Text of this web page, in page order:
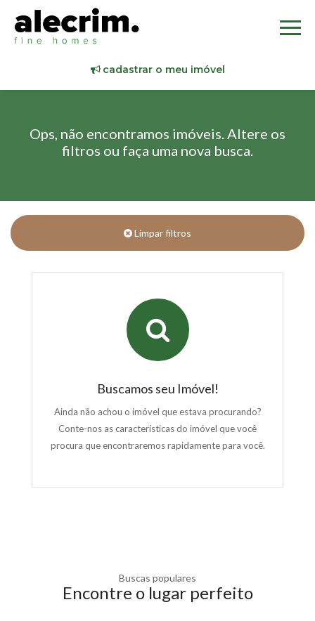
cadastrar o meu imóvel
Ops, não encontramos imóveis. Altere os
filtros ou faça uma nova busca.
Limpar filtros
Buscamos seu Imóvel!
Ainda não achou o imóvel que estava procurando?
Conte-nos as características do imóvel que você
procura que encontraremos rapidamente para você.
Buscas populares
Encontre o lugar perfeito